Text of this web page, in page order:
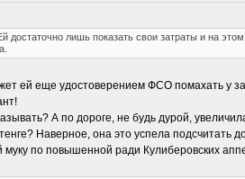
достаточно лишь показать свои затраты и на
ей еще удостоверением ФСО помахать у
А по дороге, не будь дурой,
Наверное, она это успела
по повышенной ради Кулиберовских